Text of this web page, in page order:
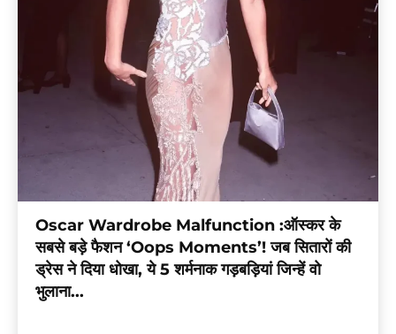
Oscar Wardrobe Malfunction :ऑस्कर के
सबसे बड़े फैशन ‘Oops Moments’! जब सितारों की
ड्रेस ने दिया धोखा, ये 5 शर्मनाक गड़बड़ियां जिन्हें वो
भुलाना...